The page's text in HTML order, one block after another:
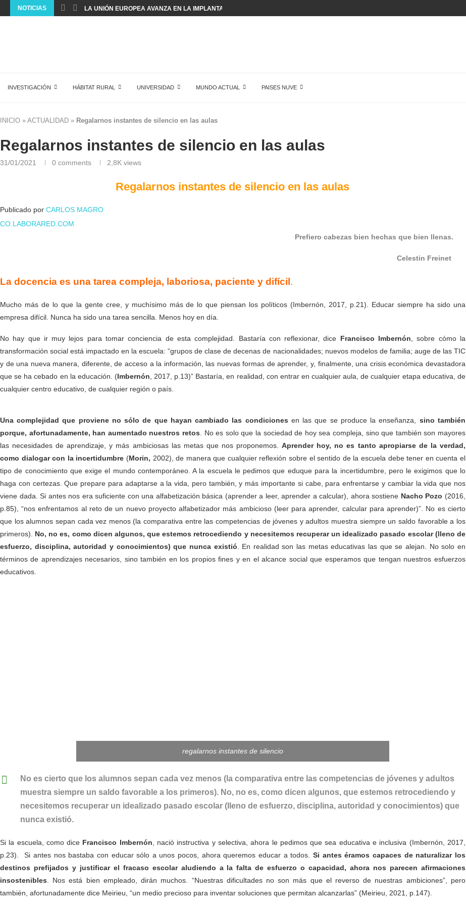
NOTICIAS LA UNIÓN EUROPEA AVANZA EN LA IMPLANTACIÓN DE...
INVESTIGACIÓN HÁBITAT RURAL UNIVERSIDAD MUNDO ACTUAL PAISES NUVE
INICIO » ACTUALIDAD » Regalarnos instantes de silencio en las aulas
Regalarnos instantes de silencio en las aulas
31/01/2021 0 comments 2,8K views
Regalarnos instantes de silencio en las aulas
Publicado por CARLOS MAGRO
CO.LABORARED.COM
Prefiero cabezas bien hechas que bien llenas.
Celestin Freinet
La docencia es una tarea compleja, laboriosa, paciente y difícil .
Mucho más de lo que la gente cree, y muchísimo más de lo que piensan los políticos (Imbernón, 2017, p.21). Educar siempre ha sido una
empresa difícil. Nunca ha sido una tarea sencilla. Menos hoy en día.
No hay que ir muy lejos para tomar conciencia de esta complejidad. Bastaría con reflexionar, dice Francisco Imbernón , sobre cómo la
transformación social está impactado en la escuela: “grupos de clase de decenas de nacionalidades; nuevos modelos de familia; auge de las TIC
y de una nueva manera, diferente, de acceso a la información, las nuevas formas de aprender, y, finalmente, una crisis económica devastadora
que se ha cebado en la educación. (Imbernón , 2017, p.13)” Bastaría, en realidad, con entrar en cualquier aula, de cualquier etapa educativa, de
cualquier centro educativo, de cualquier región o país.
Una complejidad que proviene no sólo de que hayan cambiado las condiciones en las que se produce la enseñanza, sino también
porque, afortunadamente, han aumentado nuestros retos . No es solo que la sociedad de hoy sea compleja, sino que también son mayores
las necesidades de aprendizaje, y más ambiciosas las metas que nos proponemos.Aprender hoy, no es tanto apropiarse de la verdad,
como dialogar con la incertidumbre (Morin, 2002), de manera que cualquier reflexión sobre el sentido de la escuela debe tener en cuenta el
tipo de conocimiento que exige el mundo contemporáneo. A la escuela le pedimos que eduque para la incertidumbre, pero le exigimos que lo
haga con certezas. Que prepare para adaptarse a la vida, pero también, y más importante si cabe, para enfrentarse y cambiar la vida que nos
viene dada. Si antes nos era suficiente con una alfabetización básica (aprender a leer, aprender a calcular), ahora sostiene Nacho Pozo (2016,
p.85), “nos enfrentamos al reto de un nuevo proyecto alfabetizador más ambicioso (leer para aprender, calcular para aprender)”. No es cierto
que los alumnos sepan cada vez menos (la comparativa entre las competencias de jóvenes y adultos muestra siempre un saldo favorable a los
primeros). No, no es, como dicen algunos, que estemos retrocediendo y necesitemos recuperar un idealizado pasado escolar (lleno de
esfuerzo, disciplina, autoridad y conocimientos) que nunca existió . En realidad son las metas educativas las que se alejan. No solo en
términos de aprendizajes necesarios, sino también en los propios fines y en el alcance social que esperamos que tengan nuestros esfuerzos
educativos.
regalarnos instantes de silencio
No es cierto que los alumnos sepan cada vez menos (la comparativa entre las competencias de jóvenes y adultos
muestra siempre un saldo favorable a los primeros). No, no es, como dicen algunos, que estemos retrocediendo y
necesitemos recuperar un idealizado pasado escolar (lleno de esfuerzo, disciplina, autoridad y conocimientos) que
nunca existió.
Si la escuela, como dice Francisco Imbernón , nació instructiva y selectiva, ahora le pedimos que sea educativa e inclusiva (Imbernón, 2017,
p.23). Si antes nos bastaba con educar sólo a unos pocos, ahora queremos educar a todos. Si antes éramos capaces de naturalizar los
destinos prefijados y justificar el fracaso escolar aludiendo a la falta de esfuerzo o capacidad, ahora nos parecen afirmaciones
insostenibles . Nos está bien empleado, dirán muchos. “Nuestras dificultades no son más que el reverso de nuestras ambiciones”, pero
también, afortunadamente dice Meirieu, “un medio precioso para inventar soluciones que permitan alcanzarlas” (Meirieu, 2021, p.147).